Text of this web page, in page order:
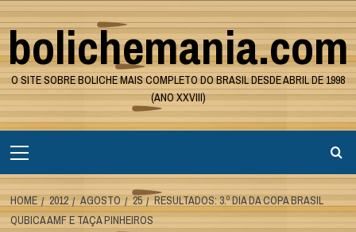
Skip
to
content
bolichemania.com
O SITE SOBRE BOLICHE MAIS COMPLETO DO BRASIL DESDE ABRIL DE 1998
(ANO XXVIII)
Menu
HOME 2012 AGOSTO 25
RESULTADOS: 3.º DIA DA COPA BRASIL
QUBICA AMF E TAÇA PINHEIROS